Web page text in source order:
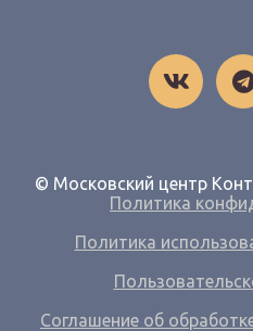
© Московский центр
Политика
Политика
Соглашение об